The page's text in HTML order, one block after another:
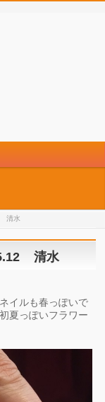
清水
清水
イルも春っぽいで
夏っぽいフラワー